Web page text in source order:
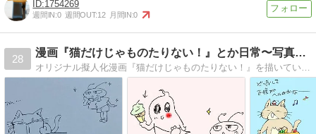
1754269
週間IN:0 週間OUT:12 月間IN:0
28
漫画『猫だけじゃものたりない！』とか日常〜写真とか。